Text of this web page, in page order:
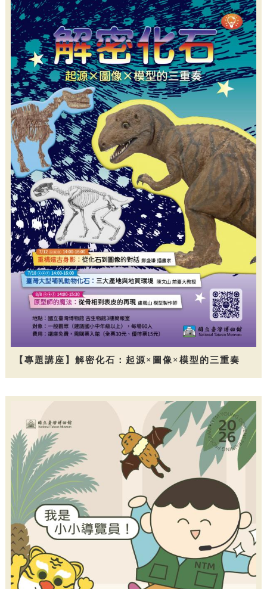
【專題講座】解密化石：起源×圖像×模型的三重奏